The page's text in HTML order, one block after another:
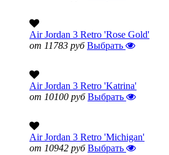
Air Jordan 3 Retro 'Rose Gold'
от 11783 руб Выбрать
Air Jordan 3 Retro 'Katrina'
от 10100 руб Выбрать
Air Jordan 3 Retro 'Michigan'
от 10942 руб Выбрать